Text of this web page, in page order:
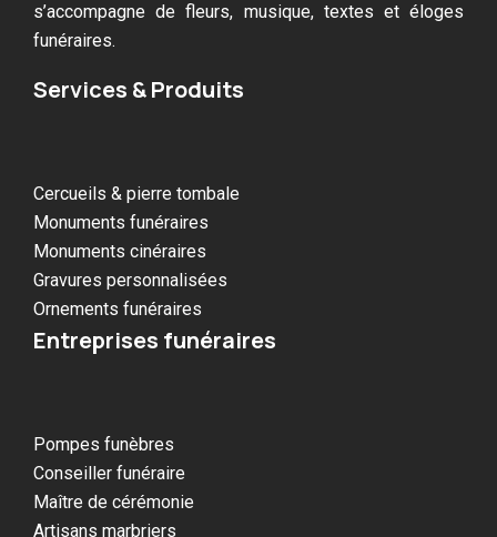
s’accompagne de fleurs, musique, textes et éloges
funéraires.
Services & Produits
Cercueils & pierre tombale
Monuments funéraires
Monuments cinéraires
Gravures personnalisées
Ornements funéraires
Entreprises funéraires
Pompes funèbres
Conseiller funéraire
Maître de cérémonie
Artisans marbriers